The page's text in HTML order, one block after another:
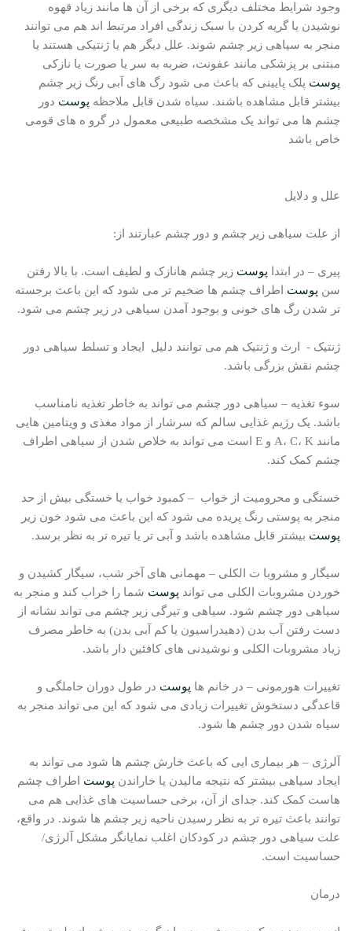
وجود شرایط مختلف دیگری که برخی از آن ها مانند زیاد قهوه
نوشیدن یا گریه کردن با سبک زندگی افراد مرتبط اند هم می توانند
منجر به سیاهی زیر چشم شوند. علل دیگر هم یا ژنتیکی هستند یا
مبتنی بر پزشکی مانند عفونت، ضربه به سر یا صورت یا نازکی
پوست پلک پایینی که باعث می شود رگ های آبی رنگ زیر چشم
بیشتر قابل مشاهده باشند. سیاه شدن قابل ملاحظه پوست دور
چشم ها می تواند یک مشخصه طبیعی معمول در گرو ه های قومی
خاص باشد
علل و دلایل
از علت سیاهی زیر چشم و دور چشم عبارتند از:
پیری – در ابتدا پوست زیر چشم هانازک و لطیف است. با بالا رفتن
سن پوست اطراف چشم ها ضخیم تر می شود که این باعث برجسته
تر شدن رگ های خونی و بوجود آمدن سیاهی در زیر چشم می شود.
ژنتیک - ارث و ژنتیک هم می توانند دلیل ایجاد و تسلط سیاهی دور
چشم نقش بزرگی باشد.
سوء تغذیه – سیاهی دور چشم می تواند به خاطر تغذیه نامناسب
باشد. یک رژیم غذایی سالم که سرشار از مواد مغذی و ویتامین هایی
مانند A، C، K و E است می تواند به خلاص شدن از سیاهی اطراف
چشم کمک کند.
خستگی و محرومیت از خواب – کمبود خواب یا خستگی بیش از حد
منجر به پوستی رنگ پریده می شود که این باعث می شود خون زیر
پوست بیشتر قابل مشاهده باشد و آبی تر یا تیره تر به نظر برسد.
سیگار و مشروبا ت الکلی – مهمانی های آخر شب، سیگار کشیدن و
خوردن مشروبات الکلی می تواند پوست شما را خراب کند و منجر به
سیاهی دور چشم شود. سیاهی و تیرگی زیر چشم می تواند نشانه از
دست رفتن آب بدن (دهیدراسیون یا کم آبی بدن) به خاطر مصرف
زیاد مشروبات الکلی و نوشیدنی های کافئین دار باشد.
تغییرات هورمونی – در خانم ها پوست در طول دوران حاملگی و
قاعدگی دستخوش تغییرات زیادی می شود که این می تواند منجر به
سیاه شدن دور چشم ها شود.
آلرژی – هر بیماری ایی که باعث خارش چشم ها شود می تواند به
ایجاد سیاهی بیشتر که نتیجه مالیدن یا خاراندن پوست اطراف چشم
هاست کمک کند. جدای از آن، برخی حساسیت های غذایی هم می
توانند باعث تیره تر به نظر رسیدن ناحیه زیر چشم ها شوند. در واقع،
علت سیاهی دور چشم در کودکان اغلب نمایانگر مشکل آلرژی/
حساسیت است.
درمان